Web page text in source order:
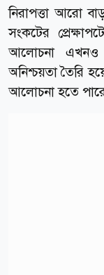
নিরাপত্তা আরো
সংকটের
আলোচনা এখনও
অনিশ্চয়তা তৈরি
আলোচনা হতে